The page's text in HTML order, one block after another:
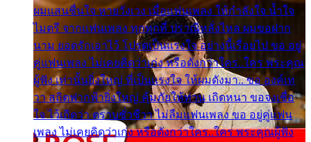
ผมแสนชื่นใจ หายวังเวง เมื่อแฟนเพลง ให้กำลังใจ น้ำใจ
ไมตรี จากแฟนเพลง ทุกทุกที่ ปราณีหลั่งไหล ผมขอฝาก
นาม ยอดรักเอาไว้ โปรดเป็นแรงใจ อย่างนี้เรื่อยไป ขอ อยู่
คู่แฟนเพลง ไม่เคยคิดว่าเก่ง หรือดังกว่าใคร..ใคร พระคุณ
ผู้ฟัง เท่านั้นยิ่งใหญ่ ที่เป็นแรงใจ ให้ผมดังมา.. ขอ องค์เท
วา สถิตฟากฟ้ายิ่งใหญ่ คุ้มภัยให้ท่าน เถิดหนา ขอจงเชื่อ
ใจ ไว้เถิดว่า ตราบชั่วชีวา ไม่ลืมแฟนเพลง ขอ อยู่คู่แฟน
เพลง ไม่เคยคิดว่าเก่ง หรือดังกว่าใคร..ใคร พระคุณผู้ฟัง